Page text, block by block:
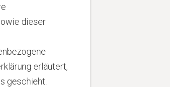
dieser
erläutert,
geschieht.